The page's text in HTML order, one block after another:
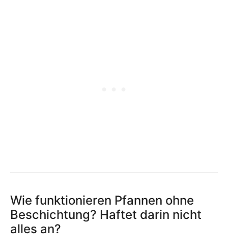
Wie funktionieren Pfannen ohne
Beschichtung? Haftet darin nicht
alles an?